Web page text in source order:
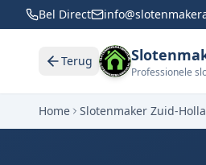
Bel Direct
Terug
Professionele
Home Slotenmaker Zuid-